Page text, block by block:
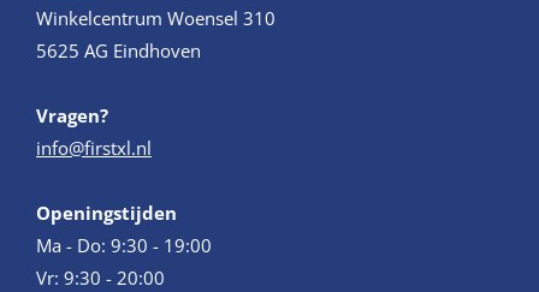
Winkelcentrum Woensel 310
5625 AG Eindhoven
Vragen?
info@firstxl.nl
Openingstijden
Ma - Do: 9:30 - 19:00
Vr: 9:30 - 20:00